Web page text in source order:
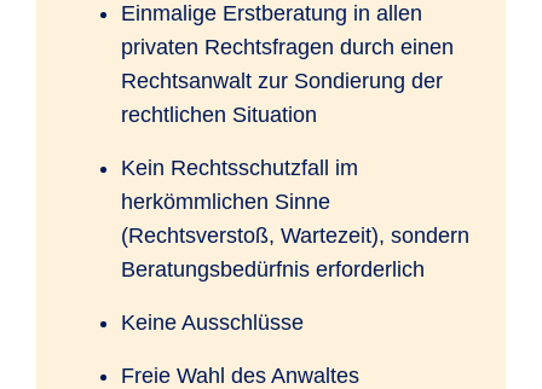
Einmalige Erstberatung in allen
privaten Rechtsfragen durch einen
Rechtsanwalt zur Sondierung der
rechtlichen Situation
Kein Rechtsschutzfall im
herkömmlichen Sinne
(Rechtsverstoß, Wartezeit), sondern
Beratungsbedürfnis erforderlich
Keine Ausschlüsse
Freie Wahl des Anwaltes